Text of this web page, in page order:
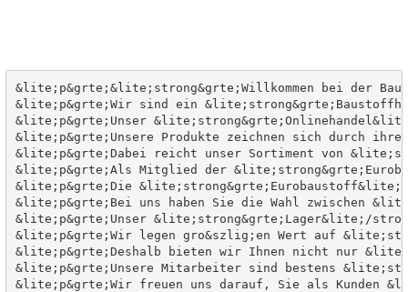
&lite;p&grte;&lite;strong&grte;Willkommen bei der
&lite;p&grte;Wir sind ein
&lite;p&grte;Unser
&lite;p&grte;Unsere Produkte zeichnen sich durch
&lite;p&grte;Dabei reicht unser Sortiment von
&lite;p&grte;Als Mitglied der
&lite;p&grte;Die &lite;strong&grte;Eurobaustoff&lite;/
&lite;p&grte;Bei uns haben Sie die Wahl zwischen
&lite;p&grte;Unser &lite;strong&grte;Lager&lite;/
&lite;p&grte;Wir legen gro&szlig;en Wert auf
&lite;p&grte;Deshalb bieten wir Ihnen nicht nur
&lite;p&grte;Unsere Mitarbeiter sind bestens
&lite;p&grte;Wir freuen uns darauf, Sie als Kunden